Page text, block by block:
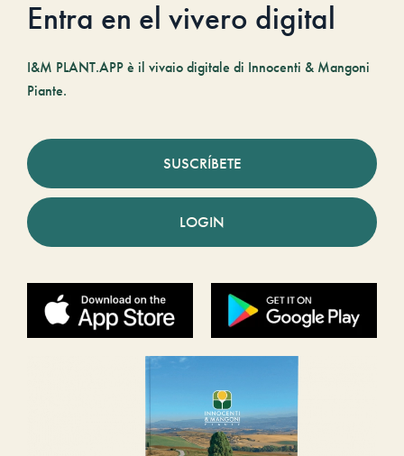
Entra en el vivero digital
I&M PLANT.APP è il vivaio digitale di Innocenti & Mangoni
Piante.
SUSCRÍBETE
LOGIN